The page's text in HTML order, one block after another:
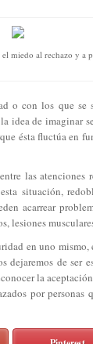
miedo al rechazo y a
o con los que se
de imaginar
ésta fluctúa en
las
situación,
acarrear
lesiones
en uno
dejaremos de ser
la
por personas